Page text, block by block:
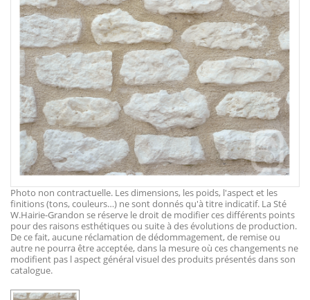
Photo non contractuelle. Les dimensions, les poids, l'aspect et les
finitions (tons, couleurs…) ne sont donnés qu'à titre indicatif. La Sté
W.Hairie-Grandon se réserve le droit de modifier ces différents points
pour des raisons esthétiques ou suite à des évolutions de production.
De ce fait, aucune réclamation de dédommagement, de remise ou
autre ne pourra être acceptée, dans la mesure où ces changements ne
modifient pas l aspect général visuel des produits présentés dans son
catalogue.